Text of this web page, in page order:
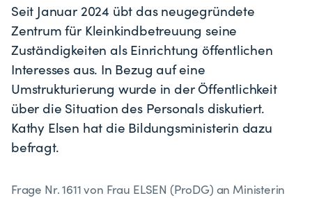
Seit Januar 2024 übt das neugegründete
Zentrum für Kleinkindbetreuung seine
Zuständigkeiten als Einrichtung öffentlichen
Interesses aus. In Bezug auf eine
Umstrukturierung wurde in der Öffentlichkeit
über die Situation des Personals diskutiert.
Kathy Elsen hat die Bildungsministerin dazu
befragt.
Frage Nr. 1611 von Frau ELSEN (ProDG) an Ministerin